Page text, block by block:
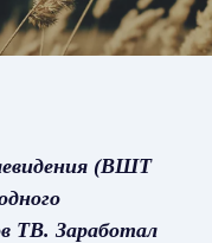
(ВШТ
ТВ. Заработал